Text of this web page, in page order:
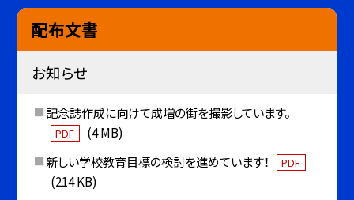
配布文書
お知らせ
記念誌作成に向けて成増の街を撮影しています。
PDF
(4 MB)
新しい学校教育目標の検討を進めています！
PDF
(214 KB)